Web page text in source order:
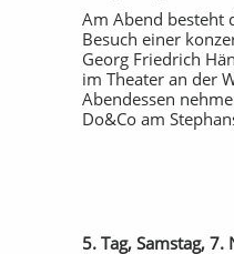
Am Abend besteht
Besuch einer
Georg Friedrich
im Theater an der
Abendessen
Do&Co am
5. Tag, Samstag,